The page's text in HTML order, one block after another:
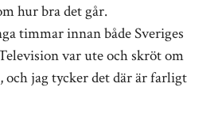
hur bra det går.
timmar innan både Sveriges
var ute och skröt om
jag tycker det där är farligt